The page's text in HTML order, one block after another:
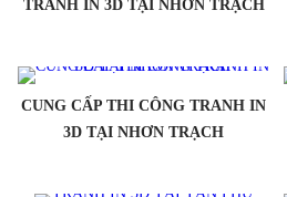
TRANH IN 3D TẠI NHƠN TRẠCH
CUNG CẤP THI CÔNG TRANH IN
3D TẠI NHƠN TRẠCH